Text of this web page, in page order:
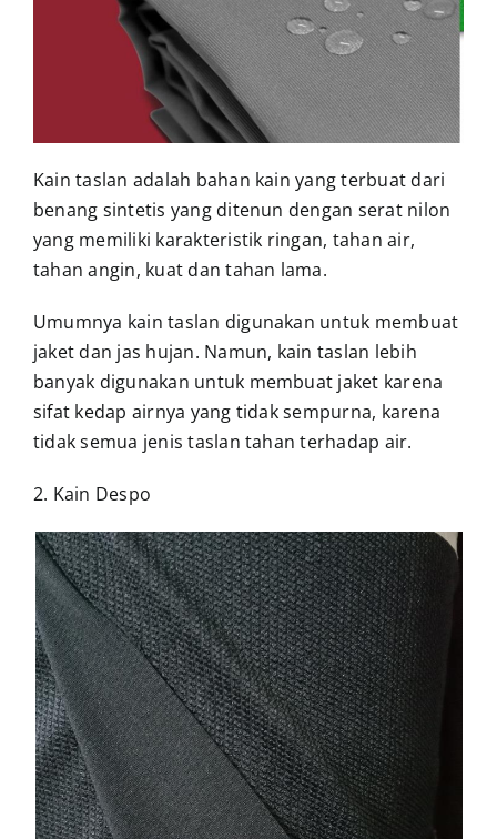
Kain taslan adalah bahan kain yang terbuat dari
benang sintetis yang ditenun dengan serat nilon
yang memiliki karakteristik ringan, tahan air,
tahan angin, kuat dan tahan lama.
Umumnya kain taslan digunakan untuk membuat
jaket dan jas hujan. Namun, kain taslan lebih
banyak digunakan untuk membuat jaket karena
sifat kedap airnya yang tidak sempurna, karena
tidak semua jenis taslan tahan terhadap air.
2. Kain Despo